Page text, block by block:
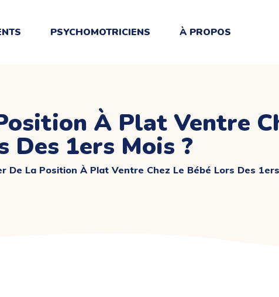
PSYCHOMOTRICIENS À PROPOS
À Plat Ventre
Des 1ers Mois ?
De La Position À Plat Ventre Chez Le Bébé Lors Des